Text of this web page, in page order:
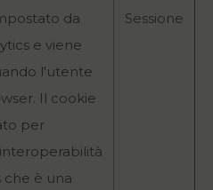
da
e viene
l'utente
Il cookie
per
che è una
Sessione